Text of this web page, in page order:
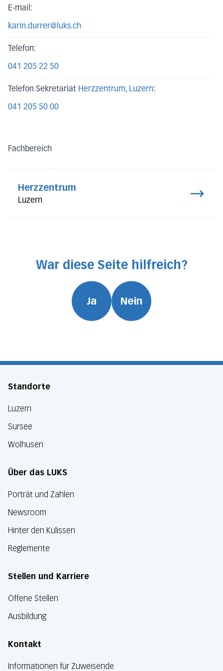
E-mail:
karin.durrer@luks.ch
Telefon:
041 205 22 50
Telefon Sekretariat Herzzentrum, Luzern:
041 205 50 00
Fachbereich
Herzzentrum
Luzern
War diese Seite hilfreich?
Ja Nein
Standorte
Luzern
Sursee
Wolhusen
Über das LUKS
Porträt und Zahlen
Newsroom
Hinter den Kulissen
Reglemente
Stellen und Karriere
Offene Stellen
Ausbildung
Kontakt
Informationen für Zuweisende